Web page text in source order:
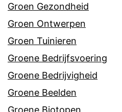
Groen Gezondheid
Groen Ontwerpen
Groen Tuinieren
Groene Bedrijfsvoering
Groene Bedrijvigheid
Groene Beelden
Groene Biotopen